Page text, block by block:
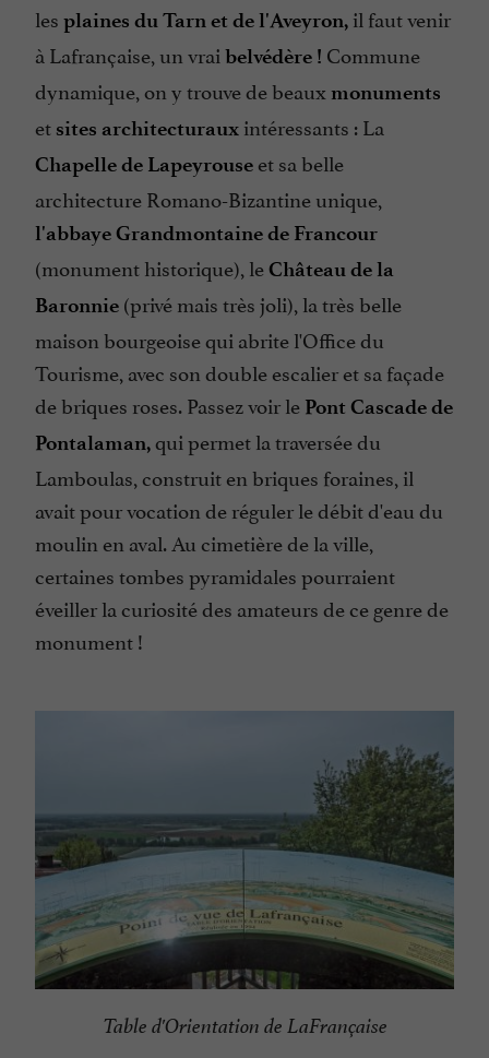
les plaines du Tarn et de l'Aveyron, il faut venir
à Lafrançaise, un vrai belvédère ! Commune
dynamique, on y trouve de beaux monuments
et sites architecturaux intéressants : La
Chapelle de Lapeyrouse et sa belle
architecture Romano-Bizantine unique,
l'abbaye Grandmontaine de Francour
(monument historique), leChâteau de la
Baronnie (privé mais très joli), la très belle
maison bourgeoise qui abrite l'Office du
Tourisme, avec son double escalier et sa façade
de briques roses. Passez voir le Pont Cascade de
Pontalaman,qui permet la traversée du
Lamboulas, construit en briques foraines, il
avait pour vocation de réguler le débit d'eau du
moulin en aval. Au cimetière de la ville,
certaines tombes pyramidales pourraient
éveiller la curiosité des amateurs de ce genre de
monument !
Table d'Orientation de LaFrançaise